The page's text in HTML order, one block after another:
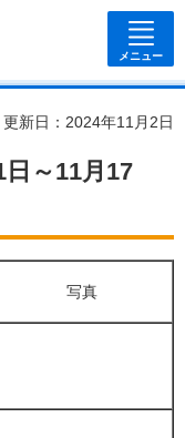
メニュー
更新日：2024年11月2日
～11月17
写真